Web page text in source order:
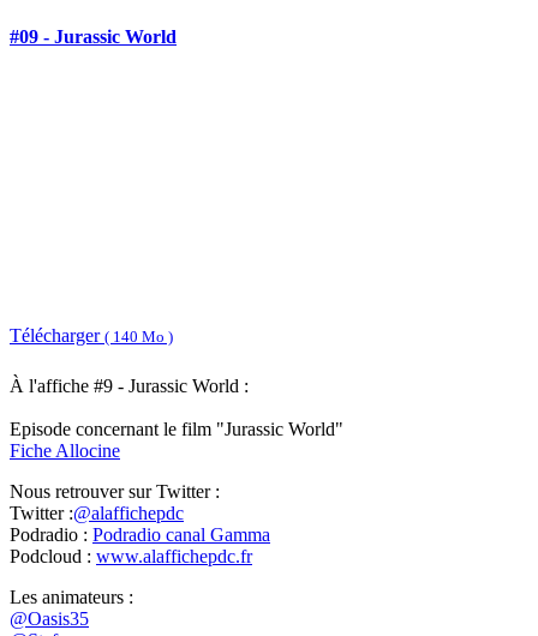
#09 - Jurassic World
Télécharger ( 140 Mo )
À l'affiche #9 - Jurassic World :
Episode concernant le film "Jurassic World"
Fiche Allocine
Nous retrouver sur Twitter :
Twitter :@alaffichepdc
Podradio : Podradio canal Gamma
Podcloud : www.alaffichepdc.fr
Les animateurs :
@Oasis35